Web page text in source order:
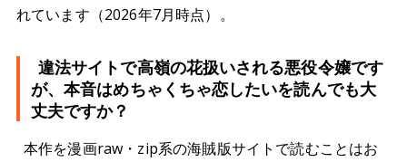
れています（2026年7月時点）。
違法サイトで高嶺の花扱いされる悪役令嬢です
が、本音はめちゃくちゃ恋したいを読んでも大
丈夫ですか？
本作を漫画raw・zip系の海賊版サイトで読むことはお